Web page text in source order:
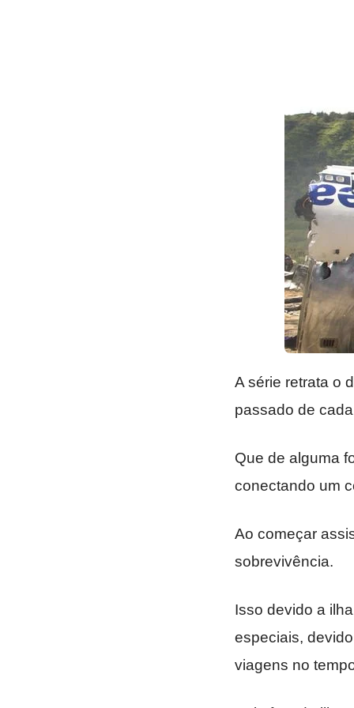
A série retrata o
passado de
Que de alguma
conectando um
Ao começar
sobrevivência.
Isso devido a
especiais,
viagens no